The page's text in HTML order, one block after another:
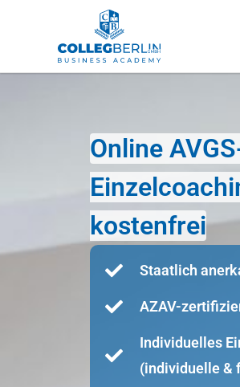
Online
kostenfrei
Staatlich
AZAV-
Individuelles
(individuelle &